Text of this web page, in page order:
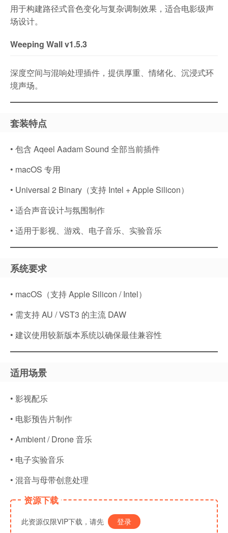
用于构建路径式音色变化与复杂调制效果，适合电影级声
场设计。
Weeping Wall v1.5.3
深度空间与混响处理插件，提供厚重、情绪化、沉浸式环
境声场。
套装特点
• 包含 Aqeel Aadam Sound 全部当前插件
• macOS 专用
• Universal 2 Binary（支持 Intel + Apple Silicon）
• 适合声音设计与氛围制作
• 适用于影视、游戏、电子音乐、实验音乐
系统要求
• macOS（支持 Apple Silicon / Intel）
• 需支持 AU / VST3 的主流 DAW
• 建议使用较新版本系统以确保最佳兼容性
适用场景
• 影视配乐
• 电影预告片制作
• Ambient / Drone 音乐
• 电子实验音乐
• 混音与母带创意处理
资源下载
此资源仅限VIP下载，请先 登录